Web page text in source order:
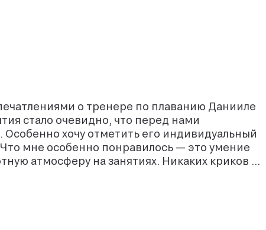
о тренере по плаванию Данииле
стало очевидно, что перед нами
Особенно хочу отметить его индивидуальный
атмосферу на занятиях. Никаких криков и
преодолевают свой страх и учатся